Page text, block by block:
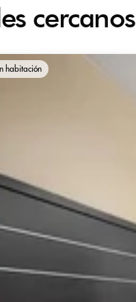
cercanos
habitación